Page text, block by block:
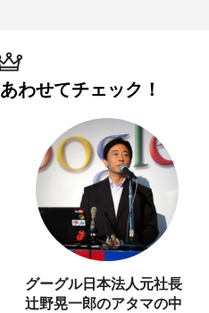
あわせてチェック！
グーグル日本法人元社長
辻野晃一郎のアタマの中